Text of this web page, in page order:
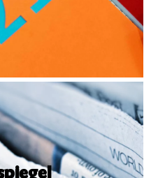
zum ADS-
weiter auf hohem